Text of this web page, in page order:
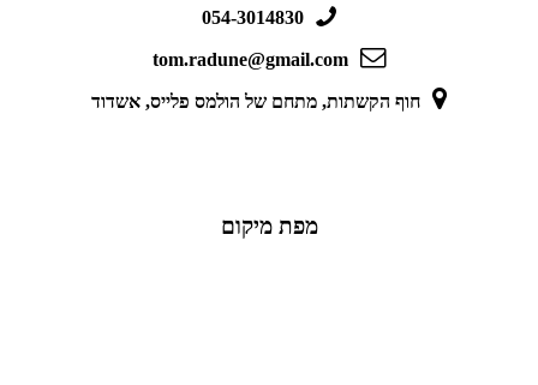
054-3014830
tom.radune@gmail.com
חוף הקשתות, מתחם של הולמס פלייס, אשדוד
מפת מיקום